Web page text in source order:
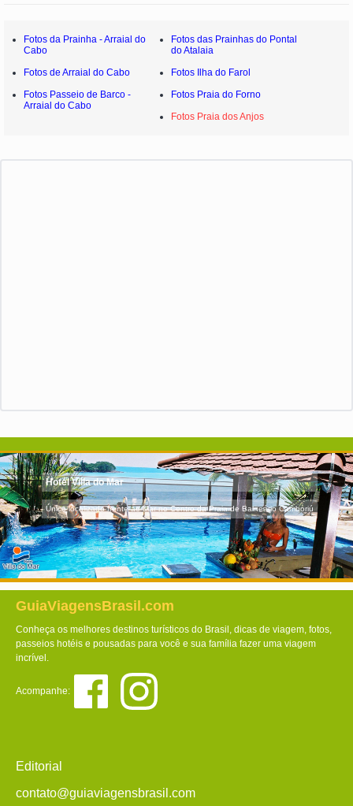
Fotos da Prainha - Arraial do
Cabo
Fotos das Prainhas do Pontal
do Atalaia
Fotos de Arraial do Cabo
Fotos Ilha do Farol
Fotos Passeio de Barco -
Arraial do Cabo
Fotos Praia do Forno
Fotos Praia dos Anjos
Hotel Villa do Mar
Único localizado frente ao Mar no Centro da Praia de Balneário Camboriú
GuiaViagensBrasil.com
Conheça os melhores destinos turísticos do Brasil, dicas de viagem, fotos,
passeios hotéis e pousadas para você e sua família fazer uma viagem
incrível.
Acompanhe:
Editorial
contato@guiaviagensbrasil.com